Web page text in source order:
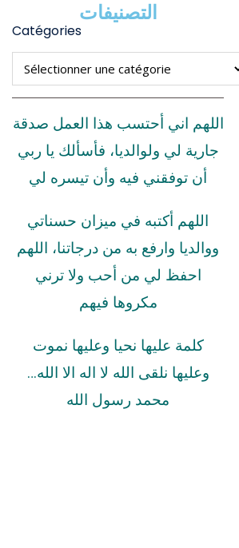
التصنيفات
Catégories
اللهم اني أحتسب هذا العمل صدقة
جارية لي ولوالديا، فأسألك يا ربي
أن توفقني فيه وأن تيسره لي
اللهم أكتبه في ميزان حسناتي
ووالديا وارفع به من درجاتنا، اللهم
احفظ لي من أحب ولا ترني
مكروها فيهم
كلمة عليها نحيا وعليها نموت
وعليها نلقى الله لا اله الا الله…
محمد رسول الله